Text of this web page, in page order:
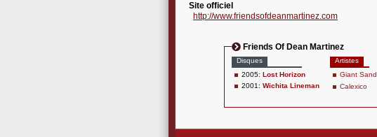
Site officiel
http://www.friendsofdeanmartinez.com
Friends Of Dean Martinez
Disques
2005: Lost Horizon
2001: Wichita Lineman
Artistes
Giant Sand
Calexico